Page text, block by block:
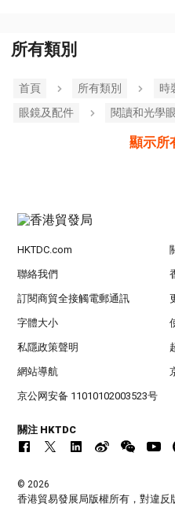
所有類別
首頁 所有類別
時
眼鏡及配件
閱讀和光學
顯示所
HKTDC.com
聯絡我們
訂閱商貿全接觸電郵通訊
字體大小
私隱政策聲明
網站導航
京公网安备 11010102003523号
關注 HKTDC
© 2026
香港貿易發展局版權所有，對違反